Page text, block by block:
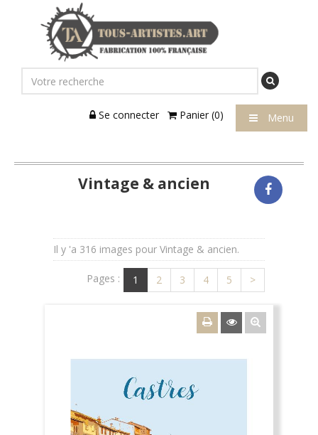
Se connecter Panier (0) Menu
Vintage & ancien
Il y 'a 316 images pour Vintage & ancien.
1 2 3 4 5 >
Pages :